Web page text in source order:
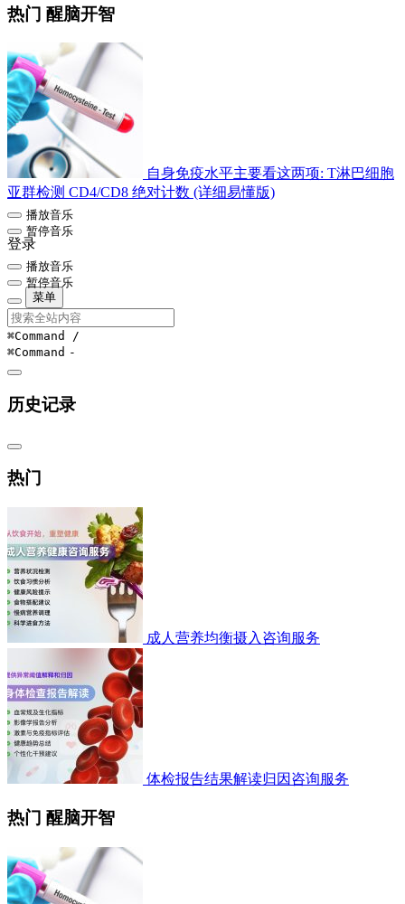
热门 醒脑开智
自身免疫水平主要看这两项: T淋巴细胞
亚群检测 CD4/CD8 绝对计数 (详细易懂版)
播放音乐
暂停音乐
登录
播放音乐
暂停音乐
菜单
⌘Command /
⌘Command -
历史记录
热门
成人营养均衡摄入咨询服务
体检报告结果解读归因咨询服务
热门 醒脑开智